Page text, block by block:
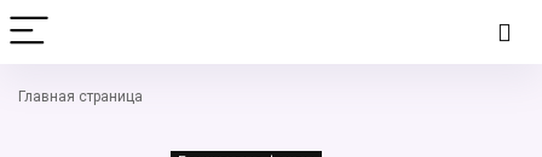
Главная страница